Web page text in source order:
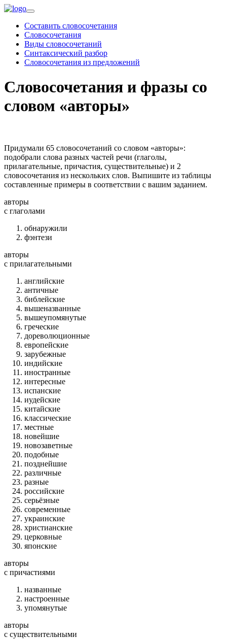
Составить словосочетания
Словосочетания
Виды словосочетаний
Синтаксический разбор
Словосочетания из предложений
Словосочетания и фразы со
словом «авторы»
Придумали 65 словосочетаний со словом «авторы»:
подобрали слова разных частей речи (глаголы,
прилагательные, причастия, существительные) и 2
словосочетания из нескольких слов. Выпишите из таблицы
составленные примеры в соответствии с вашим заданием.
авторы
c глаголами
обнаружили
фэнтези
авторы
c прилагательными
английские
античные
библейские
вышеназванные
вышеупомянутые
греческие
дореволюционные
европейские
зарубежные
индийские
иностранные
интересные
испанские
иудейские
китайские
классические
местные
новейшие
новозаветные
подобные
позднейшие
различные
разные
российские
серьёзные
современные
украинские
христианские
церковные
японские
авторы
c причастиями
названные
настроенные
упомянутые
авторы
c существительными